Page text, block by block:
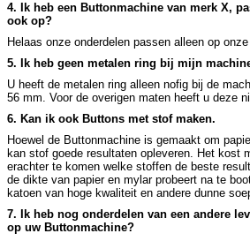
4. Ik heb een Buttonmachine van merk X,
ook op?
Helaas onze onderdelen passen alleen op
5. Ik heb geen metalen ring bij mijn
U heeft de metalen ring alleen nofig bij de
56 mm. Voor de overigen maten heeft u deze
6. Kan ik ook Buttons met stof maken.
Hoewel de Buttonmachine is gemaakt om
kan stof goede resultaten opleveren. Het kost
erachter te komen welke stoffen de beste
de dikte van papier en mylar probeert na te
katoen van hoge kwaliteit en andere dunne
7. Ik heb nog onderdelen van een andere
op uw Buttonmachine?